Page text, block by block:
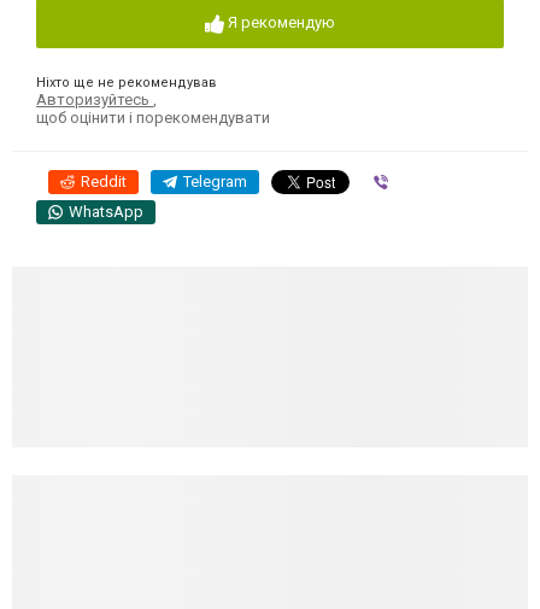
Я рекомендую
Ніхто ще не рекомендував
Авторизуйтесь
щоб оцінити і порекомендувати
Reddit Telegram
WhatsApp